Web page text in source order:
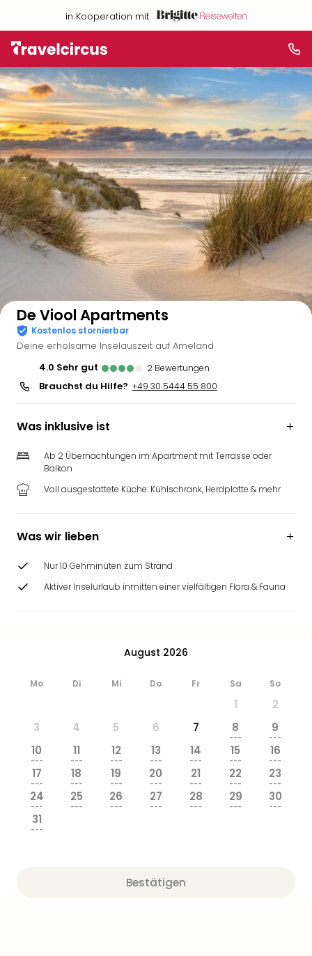
in Kooperation mit
De Viool Apartments
Kostenlos stornierbar
Deine erholsame Inselauszeit auf Ameland
4.0
sehr gut 2 Bewertungen
Brauchst du Hilfe? +49 30 5444 55 800
Was inklusive ist
Ab 2 Übernachtungen im Apartment mit Terrasse oder
Balkon
Voll ausgestattete Küche: Kühlschrank, Herdplatte & mehr
Was wir lieben
Nur 10 Gehminuten zum Strand
Aktiver Inselurlaub inmitten einer vielfältigen Flora & Fauna
August 2026
Mo Di Mi Do Fr Sa So
1
2
3
4 5 6 7 8
---
9
---
10
---
11
---
12
---
13
---
14
---
15
---
16
---
17
---
18
---
19
---
20
---
21
---
22
---
23
---
24
---
25
---
26
---
27
---
28
---
29
---
30
---
31
---
Bestätigen